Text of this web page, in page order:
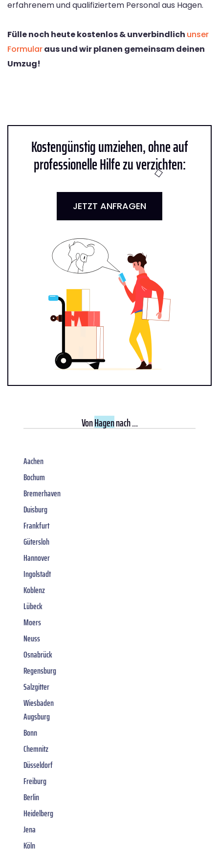
erfahrenem und qualifiziertem Personal aus Hagen.
Fülle noch heute kostenlos & unverbindlich unser
Formularaus und wir planen gemeinsam deinen
Umzug!
Kostengünstig umziehen, ohne auf
professionelle Hilfe zu verzichten:
JETZT ANFRAGEN
VonHagennach ...
Aachen
Bochum
Bremerhaven
Duisburg
Frankfurt
Gütersloh
Hannover
Ingolstadt
Koblenz
Lübeck
Moers
Neuss
Osnabrück
Regensburg
Salzgitter
Wiesbaden
Augsburg
Bonn
Chemnitz
Düsseldorf
Freiburg
Berlin
Heidelberg
Jena
Köln